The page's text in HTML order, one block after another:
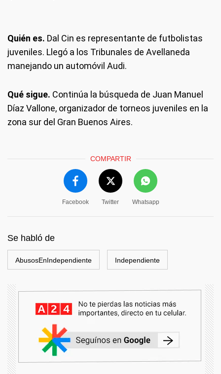
Quién es. Dal Cin es representante de futbolistas
juveniles. Llegó a los Tribunales de Avellaneda
manejando un automóvil Audi.
Qué sigue. Continúa la búsqueda de Juan Manuel
Díaz Vallone, organizador de torneos juveniles en la
zona sur del Gran Buenos Aires.
COMPARTIR
Facebook Twitter Whatsapp
Se habló de
AbusosEnIndependiente Independiente